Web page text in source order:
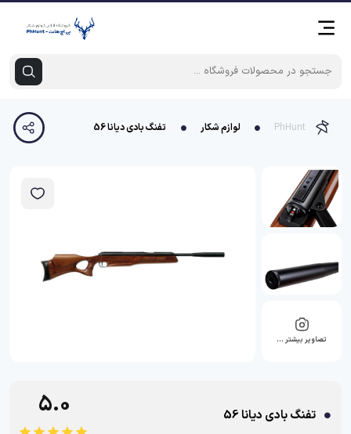
PhHunt لوازم شکار تفنگ بادی دیانا 56
تصاویر بیشتر …
تفنگ بادی دیانا 56 5.0